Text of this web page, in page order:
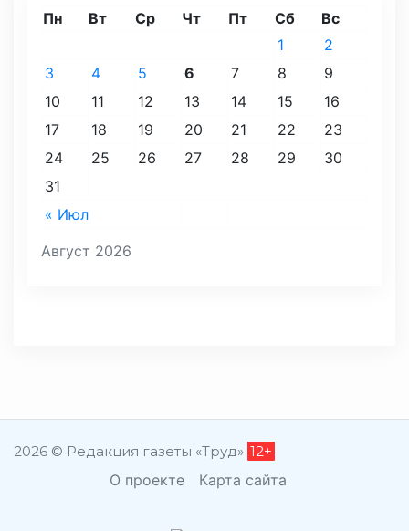
Август 2026
Пн Вт Ср Чт Пт Сб Вс
« Июл
1
2
3
4 5 6 7 8
9
10
11 12 13 14 15
16
17
18 19 20 21 22
23
24
25 26 27 28 29
30
31
2026 © Редакция газеты «Труд» 12+
О проекте Карта сайта